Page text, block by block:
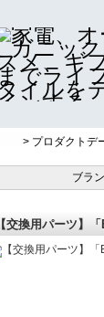
> プロダクトデ
ブラ
【交換用パーツ】